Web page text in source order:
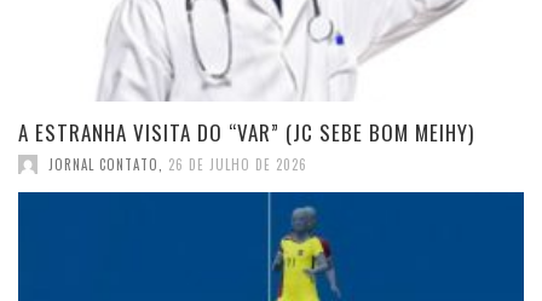
A ESTRANHA VISITA DO “VAR” (JC SEBE BOM MEIHY)
JORNAL CONTATO 26 DE JULHO DE 2026